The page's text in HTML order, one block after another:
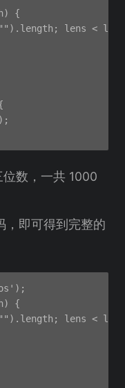
{
lens <
数，一共 1000
，即可得到完整的
{
lens <